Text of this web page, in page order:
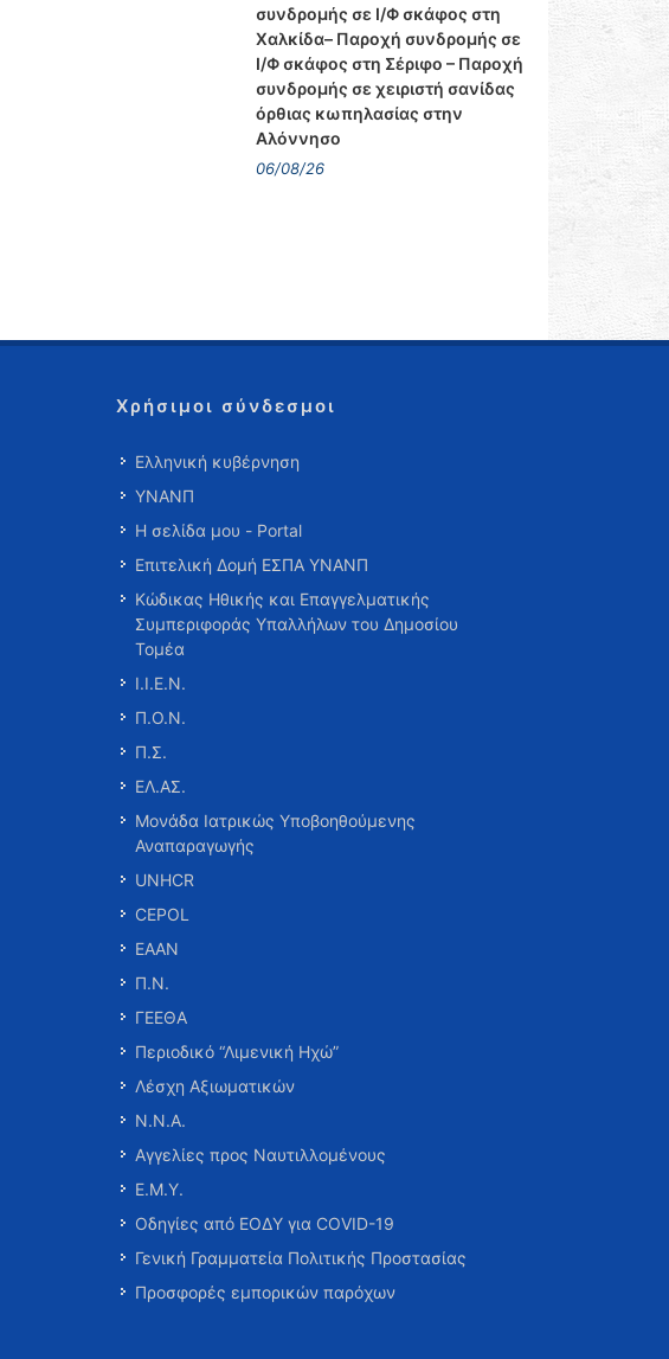
συνδρομής σε Ι/Φ σκάφος στη
Χαλκίδα– Παροχή συνδρομής σε
Ι/Φ σκάφος στη Σέριφο – Παροχή
συνδρομής σε χειριστή σανίδας
όρθιας κωπηλασίας στην
Αλόννησο
06/08/26
Χρήσιμοι σύνδεσμοι
Ελληνική κυβέρνηση
ΥΝΑΝΠ
Η σελίδα μου - Portal
Επιτελική Δομή ΕΣΠΑ ΥΝΑΝΠ
Κώδικας Ηθικής και Επαγγελματικής
Συμπεριφοράς Υπαλλήλων του Δημοσίου
Τομέα
Ι.Ι.Ε.Ν.
Π.Ο.Ν.
Π.Σ.
ΕΛ.ΑΣ.
Μονάδα Ιατρικώς Υποβοηθούμενης
Αναπαραγωγής
UNHCR
CEPOL
ΕΑΑΝ
Π.Ν.
ΓΕΕΘΑ
Περιοδικό “Λιμενική Ηχώ”
Λέσχη Αξιωματικών
Ν.Ν.Α.
Αγγελίες προς Ναυτιλλομένους
Ε.Μ.Υ.
Οδηγίες από ΕΟΔΥ για COVID-19
Γενική Γραμματεία Πολιτικής Προστασίας
Προσφορές εμπορικών παρόχων